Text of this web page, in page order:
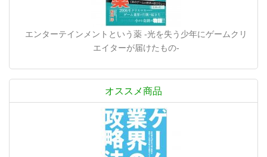
エンターテインメントという薬 -光を失う少年にゲームクリ
エイターが届けたもの-
オススメ商品